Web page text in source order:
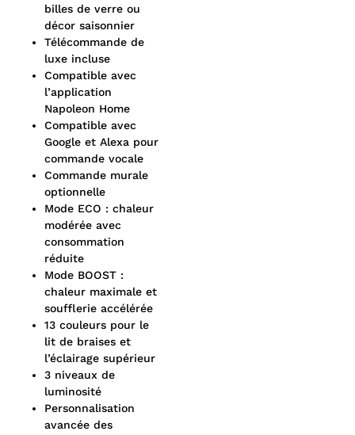
billes de verre ou
décor saisonnier
Télécommande de
luxe incluse
Compatible avec
l’application
Napoleon Home
Compatible avec
Google et Alexa pour
commande vocale
Commande murale
optionnelle
Mode ECO : chaleur
modérée avec
consommation
réduite
Mode BOOST :
chaleur maximale et
soufflerie accélérée
13 couleurs pour le
lit de braises et
l’éclairage supérieur
3 niveaux de
luminosité
Personnalisation
avancée des